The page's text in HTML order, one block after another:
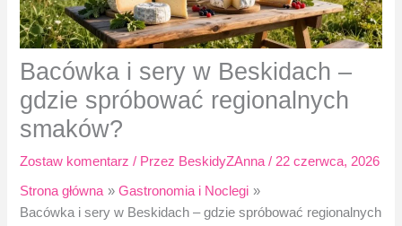
Bacówka i sery w Beskidach –
gdzie spróbować regionalnych
smaków?
Zostaw komentarz / Przez BeskidyZAnna/ 22 czerwca, 2026
Strona główna
Gastronomia i Noclegi
Bacówka i sery w Beskidach – gdzie spróbować regionalnych